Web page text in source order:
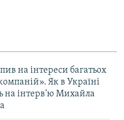
на інтереси багатьох
Як в Україні
на інтерв’ю Михайла